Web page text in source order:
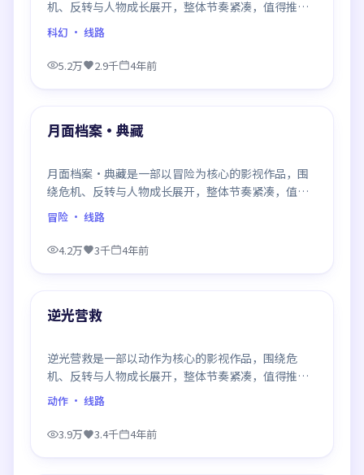
机、反转与人物成长展开，整体节奏紧凑，值得推荐
观看。
科幻 · 线路
5.2万 2.9千 4年前
最新
月面档案·典藏
月面档案·典藏是一部以冒险为核心的影视作品，围
绕危机、反转与人物成长展开，整体节奏紧凑，值得
推荐观看。
冒险 · 线路
4.2万 3千 4年前
最新
逆光营救
逆光营救是一部以动作为核心的影视作品，围绕危
机、反转与人物成长展开，整体节奏紧凑，值得推荐
观看。
动作 · 线路
3.9万 3.4千 4年前